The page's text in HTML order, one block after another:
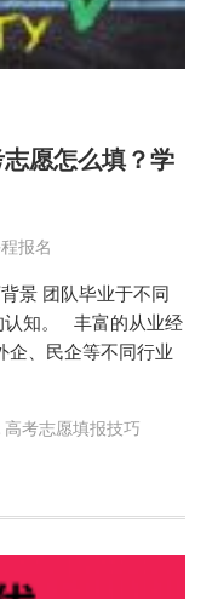
愿怎么填？学
报名
景 团队毕业于不同
认知。 丰富的从业经
企、民企等不同行业
高考志愿填报技巧